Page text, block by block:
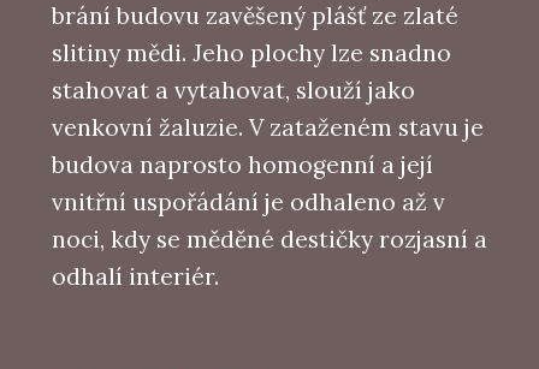
brání budovu zavěšený plášť ze zlaté
slitiny mědi. Jeho plochy lze snadno
stahovat a vytahovat, slouží jako
venkovní žaluzie. V zataženém stavu je
budova naprosto homogenní a její
vnitřní uspořádání je odhaleno až v
noci, kdy se měděné destičky rozjasní a
odhalí interiér.